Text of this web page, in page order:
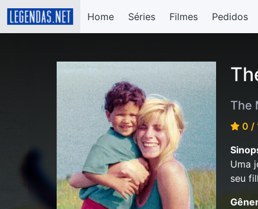
Home Séries Filmes Pedidos
The
0 /
Uma
seu